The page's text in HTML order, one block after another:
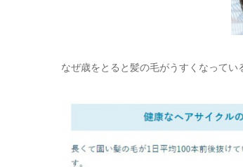
なぜ歳をとると髪の毛がうすくなってい